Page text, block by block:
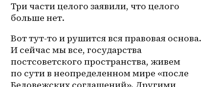
Три части целого заявили, что целого
больше нет.
Вот тут-то и рушится вся правовая основа.
И сейчас мы все, государства
постсоветского пространства, живем
по сути в неопределенном мире «после